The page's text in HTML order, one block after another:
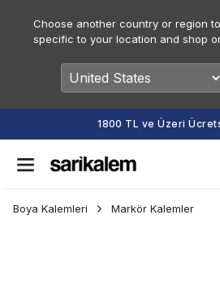
Choose another country or region
specific to your location and shop
1800 TL ve Üzeri
Boya Kalemleri Markör Kalemler